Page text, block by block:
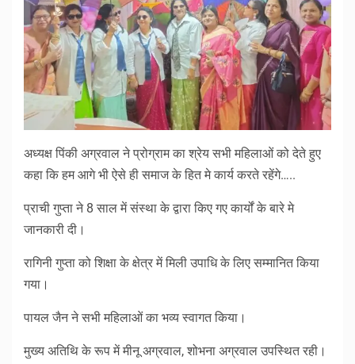
अध्यक्ष पिंकी अग्रवाल ने प्रोग्राम का श्रेय सभी महिलाओं को देते हुए
कहा कि हम आगे भी ऐसे ही समाज के हित मे कार्य करते रहेंगे…..
प्राची गुप्ता ने 8 साल में संस्था के द्वारा किए गए कार्यों के बारे मे
जानकारी दी।
रागिनी गुप्ता को शिक्षा के क्षेत्र में मिली उपाधि के लिए सम्मानित किया
गया।
पायल जैन ने सभी महिलाओं का भव्य स्वागत किया।
मुख्य अतिथि के रूप में मीनू अग्रवाल, शोभना अग्रवाल उपस्थित रही।